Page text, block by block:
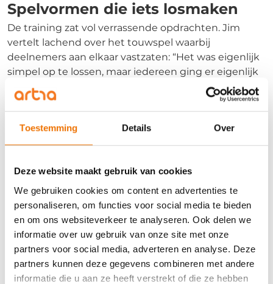
Toestemming Details Over
Deze website maakt gebruik van cookies
We gebruiken cookies om content en advertenties te
personaliseren, om functies voor social media te bieden
en om ons websiteverkeer te analyseren. Ook delen we
informatie over uw gebruik van onze site met onze
partners voor social media, adverteren en analyse. Deze
partners kunnen deze gegevens combineren met andere
informatie die u aan ze heeft verstrekt of die ze hebben
Spelvormen die iets losmaken
De training zat vol verrassende opdrachten. Jim
vertelt lachend over het touwspel waarbij
deelnemers aan elkaar vastzaten: “Het was eigenlijk
simpel op te lossen, maar iedereen ging er eigenlijk
te moeilijk over nadenken. Sommige mensen
gingen observeren, anderen gaven op. Ik probeerde
het gewoon en gaf niet op. Dat liet goed zien wat
ieders gedrag markeert onder druk. Heel
herkenbaar en heel leerzaam.”
Wat het hen verder oplevert
Naast inzichten in communicatie, leverde de
training ook iets anders op: verbreding. “Je zit in een
gemixte groep,” vertelt Jim. “Mensen uit de
uitzendbranche, detachering, sales… dat geeft je ook
een kijkje in andere markten en hoe zij met klanten
omgaan. Superinteressant.”